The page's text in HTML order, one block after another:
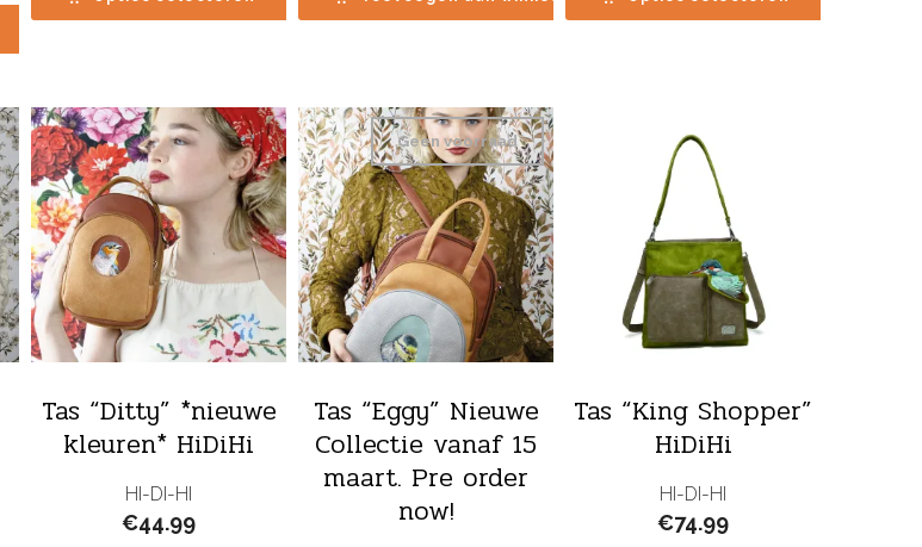
Tas “Ditty” *nieuwe
kleuren* HiDiHi
HI-DI-HI
€44.99
Tas “Eggy” Nieuwe
Collectie vanaf 15
maart. Pre order
now!
Geen voorraad
Tas “King Shopper”
HiDiHi
HI-DI-HI
€74.99